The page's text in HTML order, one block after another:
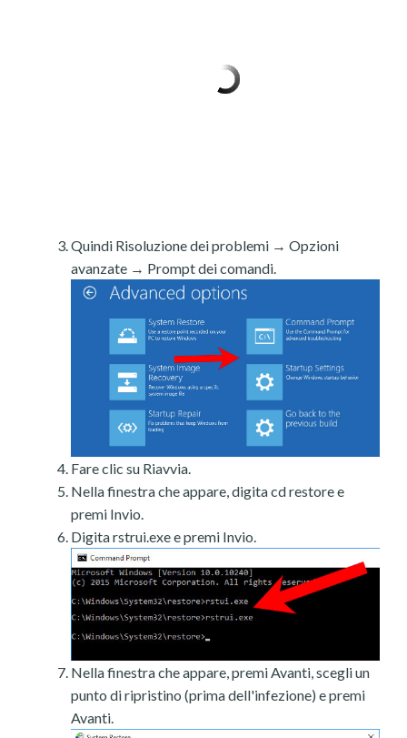
Quindi Risoluzione dei problemi → Opzioni
avanzate → Prompt dei comandi.
Fare clic su Riavvia.
Nella finestra che appare, digita cd restore e
premi Invio.
Digita rstrui.exe e premi Invio.
Nella finestra che appare, premi Avanti, scegli un
punto di ripristino (prima dell'infezione) e premi
Avanti.